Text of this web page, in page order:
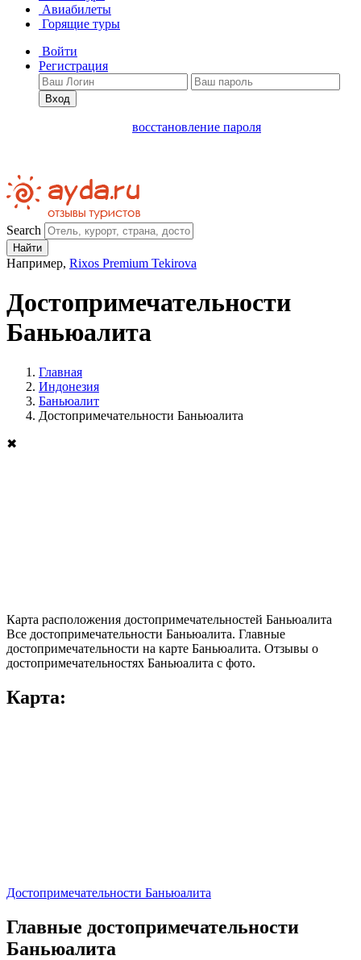
Авиабилеты
Горящие туры
Войти
Регистрация
Вход
восстановление пароля
Search
Найти
Например, Rixos Premium Tekirova
Достопримечательности
Баньюалита
Главная
Индонезия
Баньюалит
Достопримечательности Баньюалита
✖
Карта расположения достопримечательностей Баньюалита
Все достопримечательности Баньюалита. Главные
достопримечательности на карте Баньюалита. Отзывы о
достопримечательностях Баньюалита с фото.
Карта:
Достопримечательности Баньюалита
Главные достопримечательности
Баньюалита